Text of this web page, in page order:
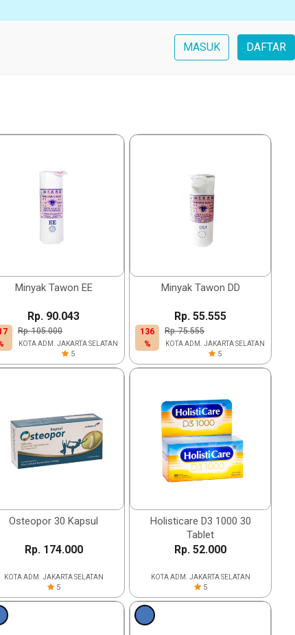
Minyak Tawon EE
Rp. 90.043
Rp. 105.000
KOTA ADM. JAKARTA SELATAN
5
Minyak Tawon DD
Rp. 55.555
136
%
Rp. 75.555
KOTA ADM. JAKARTA SELATAN
5
Osteopor 30 Kapsul
Rp. 174.000
KOTA ADM. JAKARTA SELATAN
5
Holisticare D3 1000 30
Tablet
Rp. 52.000
KOTA ADM. JAKARTA SELATAN
5
MASUK DAFTAR